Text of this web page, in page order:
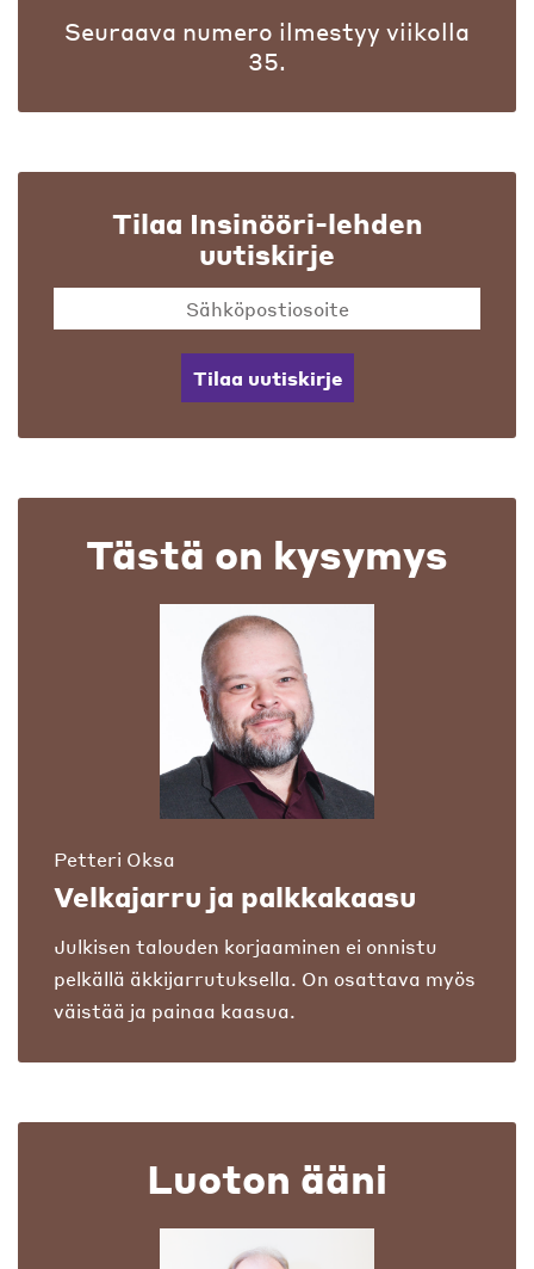
Seuraava numero ilmestyy viikolla
35.
Tilaa Insinööri-lehden
uutiskirje
Tilaa uutiskirje
Tästä on kysymys
Petteri Oksa
Velkajarru ja palkkakaasu
Julkisen talouden korjaaminen ei onnistu
pelkällä äkkijarrutuksella. On osattava myös
väistää ja painaa kaasua.
Luoton ääni